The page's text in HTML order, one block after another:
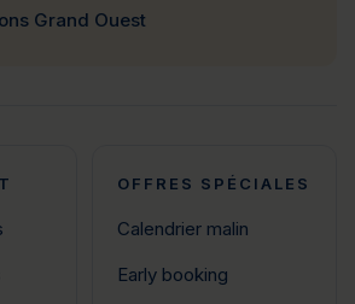
Grand Ouest
OFFRES SPÉCIALES
Calendrier malin
Early booking